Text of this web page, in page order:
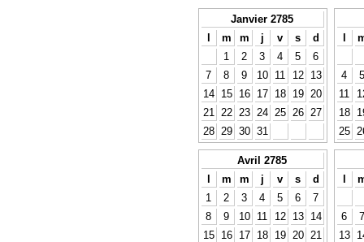
Janvier 2785
l
m m j v s
d
1
2 3 4 5
6
7
8 9 10 11 12
13
14
15 16 17 18 19
20
21
22 23 24 25 26
27
28
29 30 31
l
4
5
11
18
25
Avril 2785
l
m m j v s
d
1
2 3 4 5 6
7
8
9 10 11 12 13
14
15
16 17 18 19 20
21
l
6
7
13